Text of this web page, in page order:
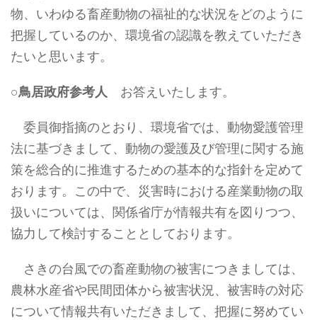
物、いわゆる畜産動物の福祉的な状況をどのように
把握しているのか、環境省の認識を教えていただき
たいと思います。
○鳥居政府参考人 お答えいたします。
委員御指摘のとおり、環境省では、動物愛護管理
法に基づきまして、動物の愛護及び管理に関する施
策を総合的に推進するための基本的な指針を定めて
おります。この中で、災害時における産業動物の取
扱いについては、関係省庁が情報共有を図りつつ、
協力して検討することとしております。
さきの台風での畜産動物の被害につきましては、
農林水産省や民間団体から被害状況、被害時の対応
について情報共有いただきまして、把握に努めてい